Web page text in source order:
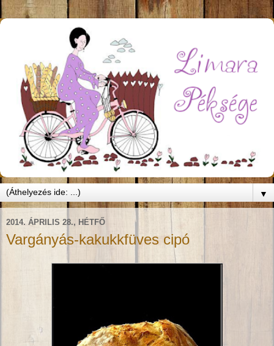
▼
2014. ÁPRILIS 28., HÉTFŐ
Vargányás-kakukkfüves cipó